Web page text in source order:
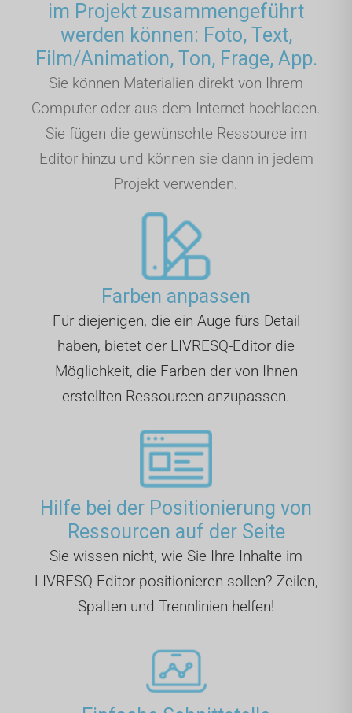
im Projekt zusammengeführt
werden können: Foto, Text,
Film/Animation, Ton, Frage, App.
Sie können Materialien direkt von Ihrem
Computer oder aus dem Internet hochladen.
Sie fügen die gewünschte Ressource im
Editor hinzu und können sie dann in jedem
Projekt verwenden.
Farben anpassen
Für diejenigen, die ein Auge fürs Detail
haben, bietet der LIVRESQ-Editor die
Möglichkeit, die Farben der von Ihnen
erstellten Ressourcen anzupassen.
Hilfe bei der Positionierung von
Ressourcen auf der Seite
Sie wissen nicht, wie Sie Ihre Inhalte im
LIVRESQ-Editor positionieren sollen? Zeilen,
Spalten und Trennlinien helfen!